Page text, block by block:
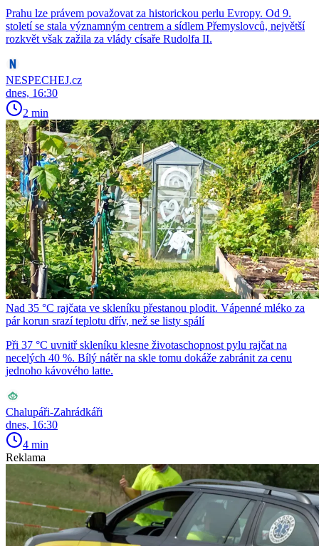
Prahu lze právem považovat za historickou perlu Evropy. Od 9.
století se stala významným centrem a sídlem Přemyslovců, největší
rozkvět však zažila za vlády císaře Rudolfa II.
NESPECHEJ.cz
dnes, 16:30
2 min
Nad 35 °C rajčata ve skleníku přestanou plodit. Vápenné mléko za
pár korun srazí teplotu dřív, než se listy spálí
Při 37 °C uvnitř skleníku klesne životaschopnost pylu rajčat na
necelých 40 %. Bílý nátěr na skle tomu dokáže zabránit za cenu
jednoho kávového latte.
Chalupáři-Zahrádkáři
dnes, 16:30
4 min
Reklama